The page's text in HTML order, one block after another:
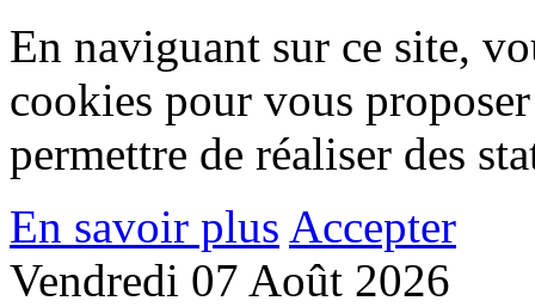
En naviguant sur ce site,
cookies pour vous
permettre de réaliser des
En savoir plus Accepter
Vendredi 07 Août 2026